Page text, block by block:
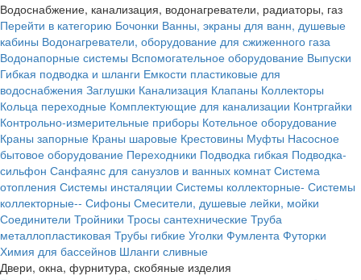
Водоснабжение, канализация, водонагреватели, радиаторы, газ
Перейти в категорию Бочонки Ванны, экраны для ванн, душевые
кабины Водонагреватели, оборудование для сжиженного газа
Водонапорные системы Вспомогательное оборудование Выпуски
Гибкая подводка и шланги Емкости пластиковые для
водоснабжения Заглушки Канализация Клапаны Коллекторы
Кольца переходные Комплектующие для канализации Контргайки
Контрольно-измерительные приборы Котельное оборудование
Краны запорные Краны шаровые Крестовины Муфты Насосное
бытовое оборудование Переходники Подводка гибкая Подводка-
сильфон Санфаянс для санузлов и ванных комнат Система
отопления Системы инсталяции Системы коллекторные- Системы
коллекторные-- Сифоны Смесители, душевые лейки, мойки
Соединители Тройники Тросы сантехнические Труба
металлопластиковая Трубы гибкие Уголки Фумлента Футорки
Химия для бассейнов Шланги сливные
Двери, окна, фурнитура, скобяные изделия